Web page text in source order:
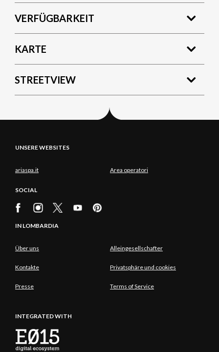
VERFÜGBARKEIT
KARTE
STREETVIEW
UNSERE WEBSITES
ariaspa.it Area operatori
SOCIAL
IN LOMBARDIA
Über uns Alleingesellschafter
Kontakte Privatsphäre und cookies
Presse Terms of Service
INTEGRATED WITH